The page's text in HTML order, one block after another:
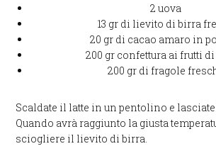
2 uova
13 gr di lievito di birra
20 gr di cacao amaro in
200 gr confettura ai frutti
200 gr di fragole
Scaldate il latte in un pentolino e
Quando avrà raggiunto la giusta
sciogliere il lievito di birra.